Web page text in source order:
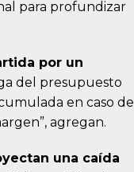
para profundizar
por un
del presupuesto
en caso de
agregan.
una caída